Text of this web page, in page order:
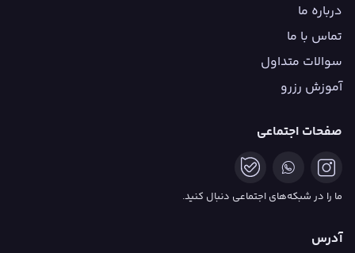
درباره ما
تماس با ما
سوالات متداول
آموزش رزرو
صفحات اجتماعی
ما را در شبکه‌های اجتماعی دنبال کنید.
آدرس